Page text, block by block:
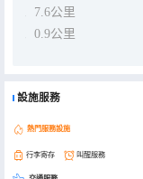
7.6公里
0.9公里
設施服務
熱門服務設施
行李寄存 叫醒服務